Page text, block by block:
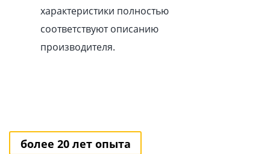
характеристики полностью
соответствуют описанию
производителя.
более 20 лет опыта